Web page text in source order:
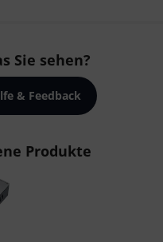
Sie sehen?
& Feedback
Produkte